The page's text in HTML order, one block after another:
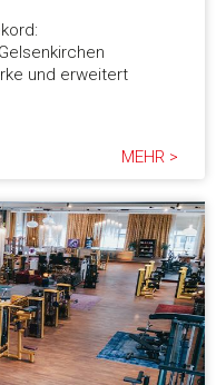
und erweitert
MEHR >